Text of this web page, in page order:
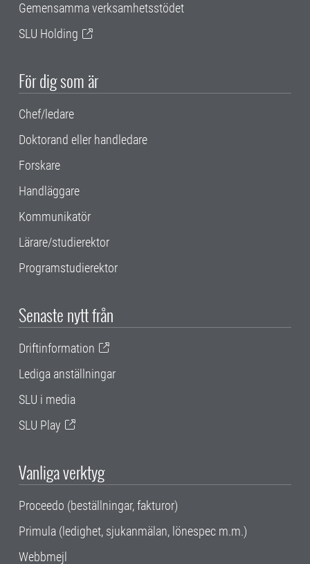
Gemensamma verksamhetsstödet
SLU Holding
För dig som är
Chef/ledare
Doktorand eller handledare
Forskare
Handläggare
Kommunikatör
Lärare/studierektor
Programstudierektor
Senaste nytt från
Driftinformation
Lediga anställningar
SLU i media
SLU Play
Vanliga verktyg
Proceedo (beställningar, fakturor)
Primula (ledighet, sjukanmälan, lönespec m.m.)
Webbmejl